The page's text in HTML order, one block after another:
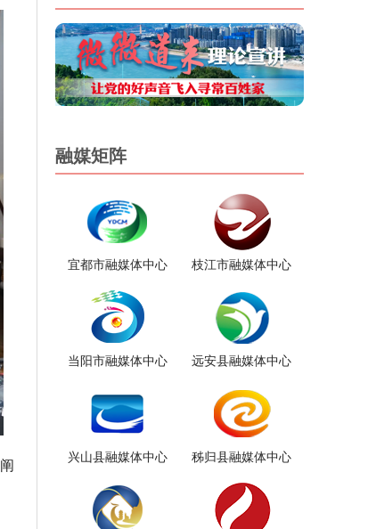
融媒矩阵
宜都市融媒体中心 枝江市融媒体中心
当阳市融媒体中心 远安县融媒体中心
兴山县融媒体中心 秭归县融媒体中心